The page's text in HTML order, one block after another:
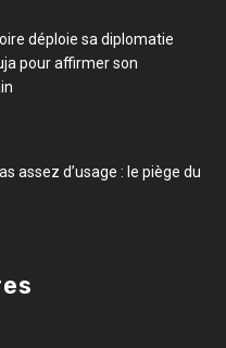
déploie sa diplomatie
pour affirmer son
assez d’usage : le piège du